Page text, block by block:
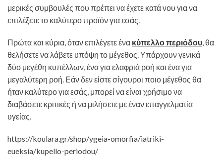
μερικές συμβουλές που πρέπει να έχετε κατά νου για να
επιλέξετε το καλύτερο προϊόν για εσάς.
Πρώτα και κύρια, όταν επιλέγετε ένα κύπελλο περιόδου, θα
θελήσετε να λάβετε υπόψη το μέγεθος. Υπάρχουν γενικά
δύο μεγέθη κυπέλλων, ένα για ελαφριά ροή και ένα για
μεγαλύτερη ροή. Εάν δεν είστε σίγουροι ποιο μέγεθος θα
ήταν καλύτερο για εσάς, μπορεί να είναι χρήσιμο να
διαβάσετε κριτικές ή να μιλήσετε με έναν επαγγελματία
υγείας.
https://koulara.gr/shop/ygeia-omorfia/iatriki-
eueksia/kupello-periodou/